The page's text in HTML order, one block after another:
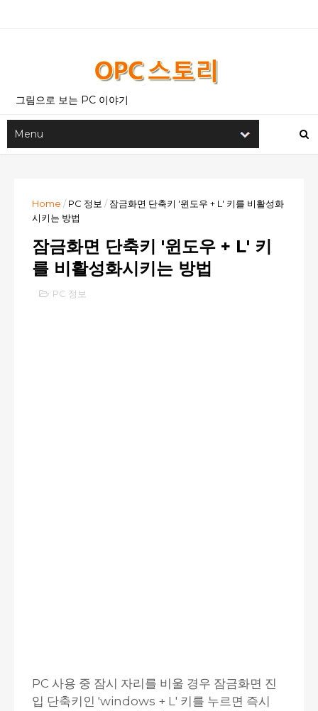
그림으로 보는 PC 이야기
Home / PC 정보 / 잠금화면 단축키 '윈도우 + L' 키를 비활성화
시키는 방법
잠금화면 단축키 '윈도우 + L' 키
를 비활성화시키는 방법
PC 정보
PC 사용 중 잠시 자리를 비울 경우 잠금화면 진
입 단축키인 'windows + L' 키를 누르면 즉시